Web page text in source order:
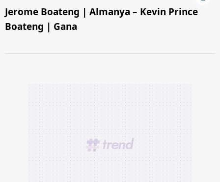
Jerome Boateng | Almanya – Kevin Prince
Boateng | Gana